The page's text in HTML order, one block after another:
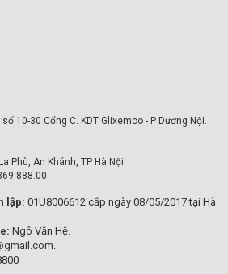
số 10-30 Cổng C. KDT Glixemco - P Dương Nội.
Phù, An Khánh, TP Hà Nội
lập: 01U8006612 cấp ngày 08/05/2017 tại Hà
Ngô Văn Hệ.